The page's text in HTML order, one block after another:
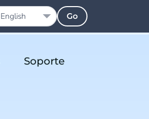
Soporte
English Go